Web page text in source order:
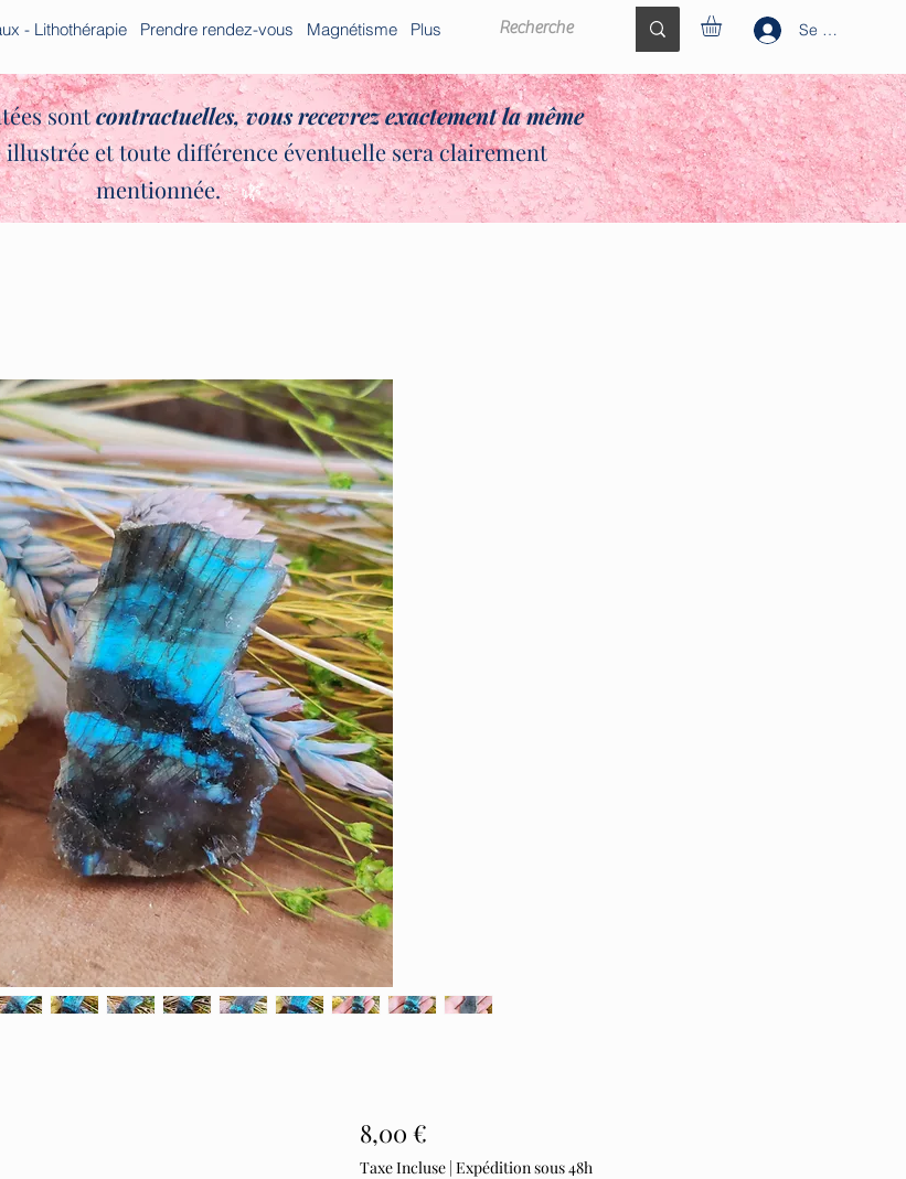
- Lithothérapie Prendre rendez-vous Magnétisme Plus Se connecter
sontcontractuelles,vous recevrez exactement la même
et toute différence éventuelle sera clairement
mentionnée.✨🌿
8,00 €Prix
Taxe Incluse| Expédition sous 48h